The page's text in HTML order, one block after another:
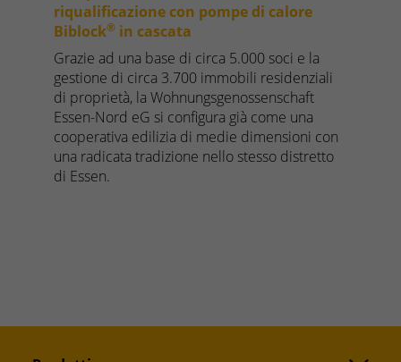
riqualificazione con pompe di calore
Biblock® in cascata
Grazie ad una base di circa 5.000 soci e la
gestione di circa 3.700 immobili residenziali
di proprietà, la Wohnungsgenossenschaft
Essen-Nord eG si configura già come una
cooperativa edilizia di medie dimensioni con
una radicata tradizione nello stesso distretto
di Essen.